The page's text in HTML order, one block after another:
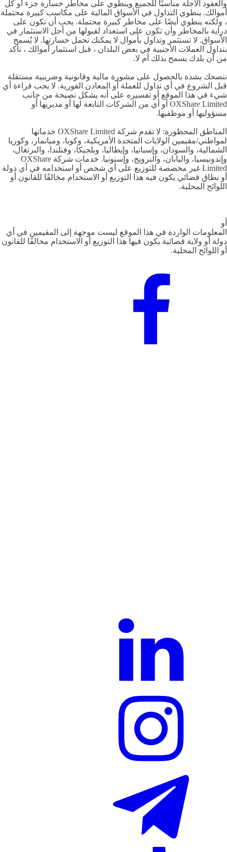
والعقود الآجلة مناسبًا للجميع وينطوي على مخاطر خسارة جزء أو كل
أموالك. ينطوي التداول في الأسواق المالية على مكاسب كبيرة محتملة
، ولكنه ينطوي أيضًا على مخاطر كبيرة محتملة. يجب أن تكون على
دراية بالمخاطر وأن تكون على استعداد لقبولها من أجل الاستثمار في
الأسواق. لا تستثمر وتداول بأموال لا يمكنك تحمل خسارتها. لا يُسمح
بتداول العملات الأجنبية في بعض البلدان ، قبل استثمار أموالك ، تأكد
من أن بلدك يسمح بذلك أم لا.
ننصحك بشدة بالحصول على مشورة مالية وقانونية وضريبية مستقلة
قبل الشروع في أي تداول للعملة أو المعادن الفورية. لا يجب قراءة أي
شيء في هذا الموقع أو تفسيره على أنه يشكل نصيحة من جانب
OXShare Limited أو أي من الشركات التابعة لها أو مديريها أو
مسؤوليها أو موظفيها.
المناطق المحظورة: لا تقدم شركة OXShare Limited خدماتها
لمواطني/مقيمين الولايات المتحدة الأمريكية، وكوبا، وميانمار، وكوريا
الشمالية، والسودان، وإسبانيا، وإيطاليا، وبلجيكا، وفنلندا، والبرتغال،
وإندونيسيا، واليابان، والنرويج، وإستونيا. خدمات شركة OXShare
Limited غير مخصصة للتوزيع على أي شخص أو استخدامه في أي دولة
أو نطاق قضائي يكون فيه هذا التوزيع أو الاستخدام مخالفًا للقانون أو
اللوائح المحلية.
أو
المعلومات الواردة في هذا الموقع ليست موجهة إلى المقيمين في أي
دولة أو ولاية قضائية يكون فيها هذا التوزيع أو الاستخدام مخالفًا للقانون
أو اللوائح المحلية.